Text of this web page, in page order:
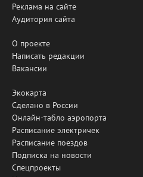
Реклама на сайте
Аудитория сайта
О проекте
Написать редакции
Вакансии
Экокарта
Сделано в России
Онлайн-табло аэропорта
Расписание электричек
Расписание поездов
Подписка на новости
Спецпроекты